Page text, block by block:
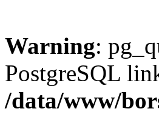
Warning:
PostgreSQL
/data/www/